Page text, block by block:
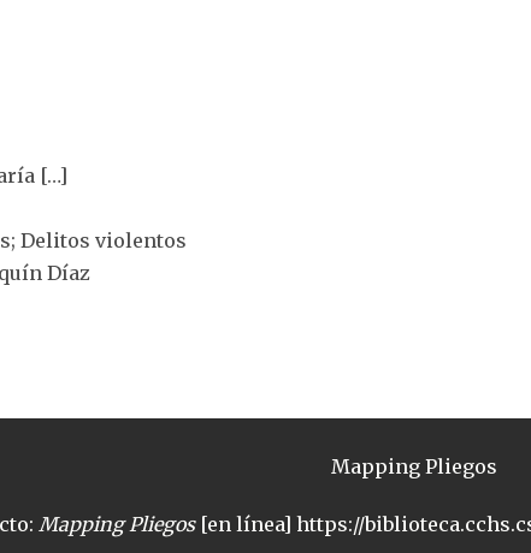
[…]
Delitos violentos
Díaz
Mapping Pliegos
Mapping Pliegos[en línea] https://